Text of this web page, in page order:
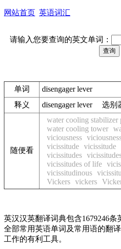
网站首页 英语词汇
请输入您要查询的英文单词：
单词
disengager lever
释义
disengager lever 选别
随便看
water cooling stabilizer
water cooling tower
viciousness
vicissitude vicissitude
vicissitudes
vicissitudes of life
vicissitudinous
Vickers vickers
英汉汉英翻译词典包含1679246
全部常用英语单词及常用语的翻
工作的有利工具。